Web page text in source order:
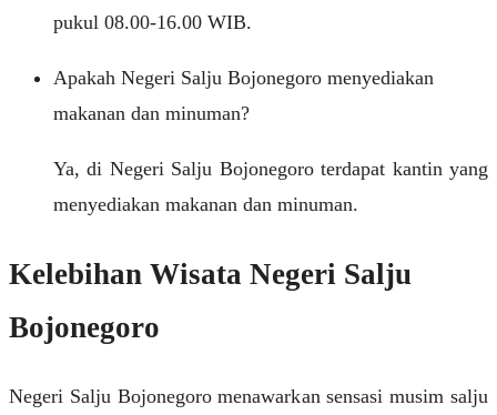
pukul 08.00-16.00 WIB.
Apakah Negeri Salju Bojonegoro menyediakan
makanan dan minuman?
Ya, di Negeri Salju Bojonegoro terdapat kantin yang
menyediakan makanan dan minuman.
Kelebihan Wisata Negeri Salju
Bojonegoro
Negeri Salju Bojonegoro menawarkan sensasi musim salju